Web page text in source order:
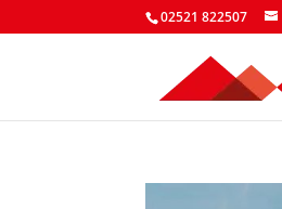
02521 822507